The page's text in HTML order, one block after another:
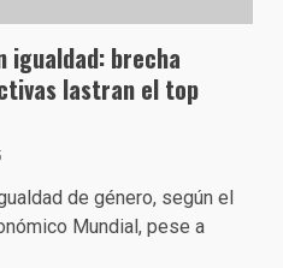
igualdad: brecha
lastran el top
de género, según el
Mundial, pese a